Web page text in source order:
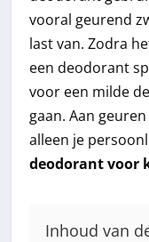
vooral geurend
last van. Zodra
een deodorant
voor een milde
gaan. Aan
alleen je
deodorant voor
Inhoud van